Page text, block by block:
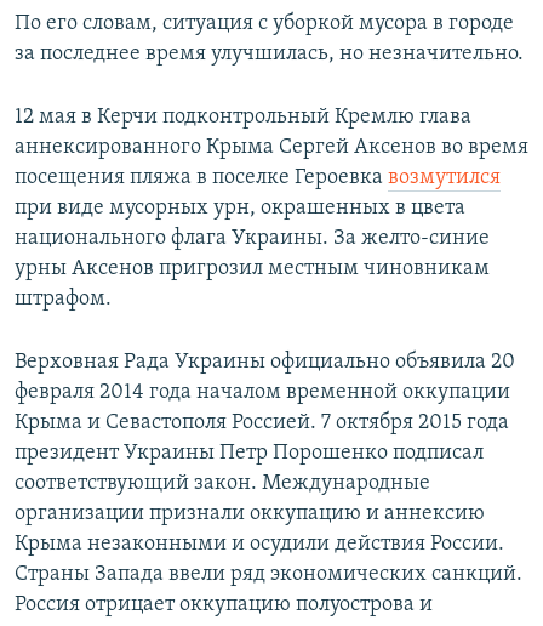
По его словам, ситуация с уборкой мусора в городе
за последнее время улучшилась, но незначительно.
12 мая в Керчи подконтрольный Кремлю глава
аннексированного Крыма Сергей Аксенов во время
посещения пляжа в поселке Героевка возмутился
при виде мусорных урн, окрашенных в цвета
национального флага Украины. За желто-синие
урны Аксенов пригрозил местным чиновникам
штрафом.
Верховная Рада Украины официально объявила 20
февраля 2014 года началом временной оккупации
Крыма и Севастополя Россией. 7 октября 2015 года
президент Украины Петр Порошенко подписал
соответствующий закон. Международные
организации признали оккупацию и аннексию
Крыма незаконными и осудили действия России.
Страны Запада ввели ряд экономических санкций.
Россия отрицает оккупацию полуострова и